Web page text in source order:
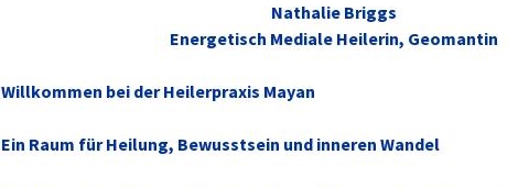
Nathalie Briggs
Energetisch Mediale Heilerin, Geomantin
Willkommen bei der Heilerpraxis Mayan
Ein Raum für Heilung, Bewusstsein und inneren Wandel